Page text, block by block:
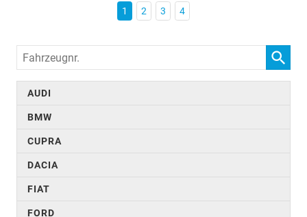
1 2 3 4
Fahrzeugnr.
AUDI
BMW
CUPRA
DACIA
FIAT
FORD